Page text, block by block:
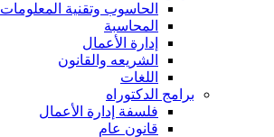
الحاسوب وتقنية المعلومات
المحاسبة
إدارة الأعمال
الشريعه والقانون
اللغات
برامج الدكتوراه
فلسفة إدارة الأعمال
قانون عام